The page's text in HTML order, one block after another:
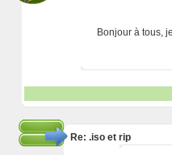
Bonjour à tous,
Re: .iso et rip